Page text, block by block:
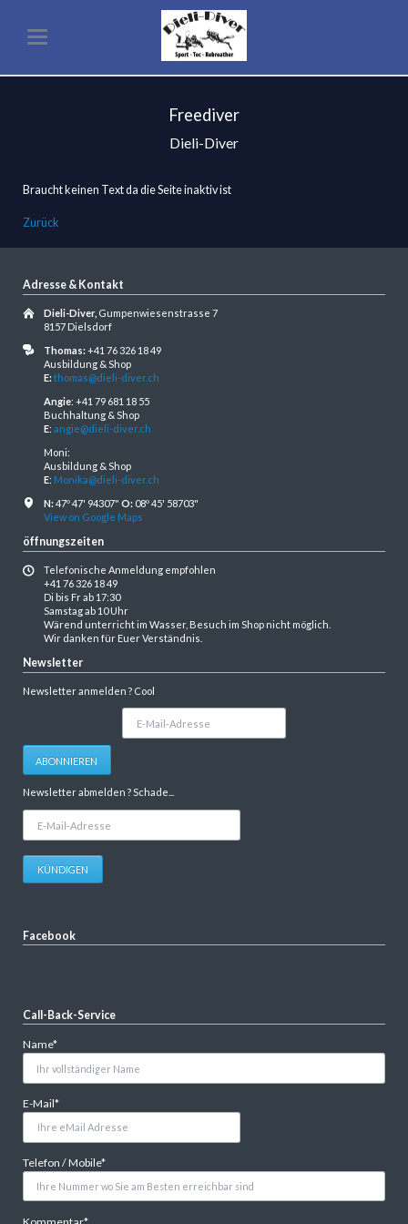
Freediver
Dieli-Diver
Braucht keinen Text da die Seite inaktiv ist
Zurück
Adresse & Kontakt
Dieli-Diver, Gumpenwiesenstrasse 7
8157 Dielsdorf
Thomas:+41 76 326 18 49
Ausbildung & Shop
E:thomas@dieli-diver.ch
Angie: +41 79 681 18 55
Buchhaltung & Shop
E: angie@dieli-diver.ch
Moni:
Ausbildung & Shop
E: Monika@dieli-diver.ch
N:47º 47' 94307" O:08º 45' 58703"
View on Google Maps
öffnungszeiten
Telefonische Anmeldung empfohlen
+41 76 326 18 49
Di bis Fr ab 17:30
Samstag ab 10 Uhr
Wärend unterricht im Wasser, Besuch im Shop nicht möglich.
Wir danken für Euer Verständnis.
Newsletter
Newsletter anmelden ? Cool
Adresse
ABONNIEREN
Newsletter abmelden ? Schade...
Adresse
KÜNDIGEN
Facebook
Call-Back-Service
Pflichtfeld
Name*
Pflichtfeld
E-Mail*
Pflichtfeld
Telefon / Mobile*
Pflichtfeld